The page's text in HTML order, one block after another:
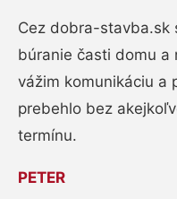
Cez dobra-stavba.sk
búranie časti domu a
vážim komunikáciu a
prebehlo bez
termínu.
PETER